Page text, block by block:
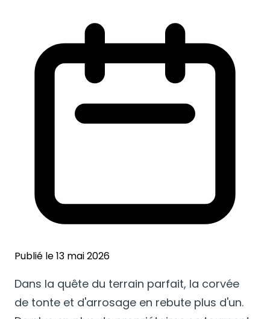
Publié le 13 mai 2026
Dans la quête du terrain parfait, la corvée
de tonte et d'arrosage en rebute plus d'un.